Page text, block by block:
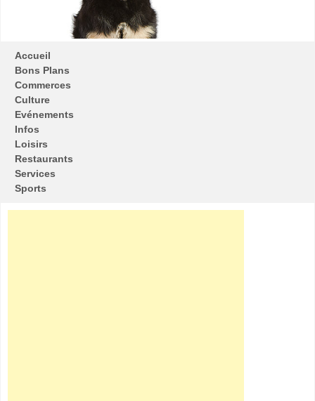
Accueil
Bons Plans
Commerces
Culture
Evénements
Infos
Loisirs
Restaurants
Services
Sports